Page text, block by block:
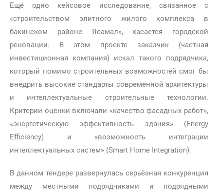
Ещё одно кейсовое исследование, связанное с
«строительством элитного жилого комплекса в
бакинском районе Ясамал», касается городской
реновации. В этом проекте заказчик (частная
инвестиционная компания) искал такого подрядчика,
который помимо строительных возможностей смог бы
внедрить высокие стандарты современной архитектуры
и интеллектуальные строительные технологии.
Критерии оценки включали «качество фасадных работ»,
«энергетическую эффективность здания» (Energy
Efficiency) и «возможность интеграции
интеллектуальных систем» (Smart Home Integration).
В данном тендере развернулась серьёзная конкуренция
между местными подрядчиками и подрядными